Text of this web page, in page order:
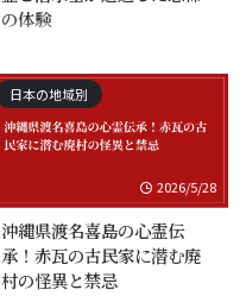
の体験
士の怪談
日本の地域別
2026/5/28
沖縄県渡名喜島の心霊伝
承！赤瓦の古民家に潜む廃
村の怪異と禁忌